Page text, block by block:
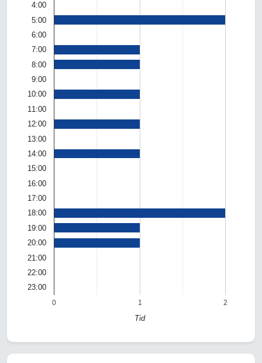
0 1 2
4:00
5:00
6:00
7:00
8:00
9:00
10:00
11:00
12:00
13:00
14:00
15:00
16:00
17:00
18:00
19:00
20:00
21:00
22:00
23:00
Tid